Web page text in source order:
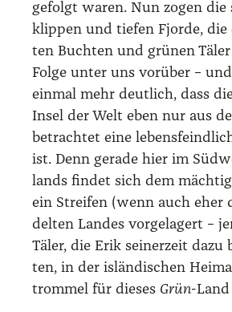
gefolgt waren. Nun zogen die
klip­pen und tie­fen Fjor­de, die
ten Buch­ten und grü­nen
Fol­ge unter uns vor­über –
ein­mal mehr deut­lich, dass
Insel der Welt eben nur aus
betrach­tet eine
ist. Denn gera­de hier im
lands fin­det sich dem
ein Strei­fen (wenn auch eher
del­ten Lan­des vor­ge­la­gert –
Täler, die Erik sei­ner­zeit
ten, in der islän­di­schen
trom­mel für die­ses Grün-